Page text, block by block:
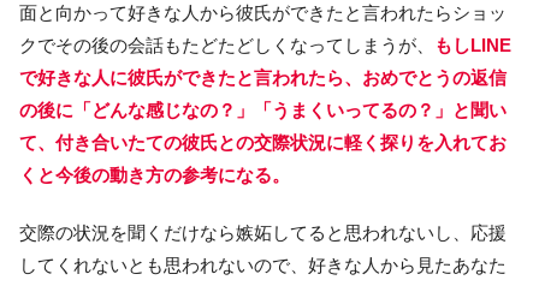
面と向かって好きな人から彼氏ができたと言われたらショッ
クでその後の会話もたどたどしくなってしまうが、
もしLINE
で好きな人に彼氏ができたと言われたら、おめでとうの返信
の後に「どんな感じなの？」「うまくいってるの？」と聞い
て、付き合いたての彼氏との交際状況に軽く探りを入れてお
くと今後の動き方の参考になる。
交際の状況を聞くだけなら嫉妬してると思われないし、応援
してくれないとも思われないので、好きな人から見たあなた